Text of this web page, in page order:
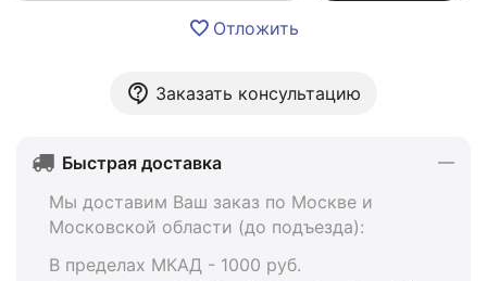
Отложить
Заказать консультацию
Быстрая доставка
Мы доставим Ваш заказ по Москве и
Московской области (до подъезда):
В пределах МКАД - 1000 руб.